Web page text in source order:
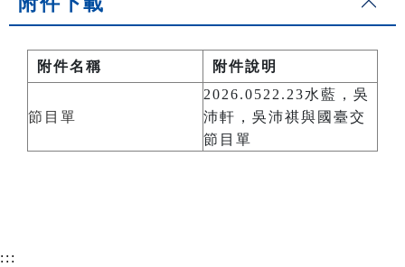
附件名稱 附件說明
節目單
2026.0522.23水藍，吳
沛軒，吳沛祺與國臺交
節目單
:::